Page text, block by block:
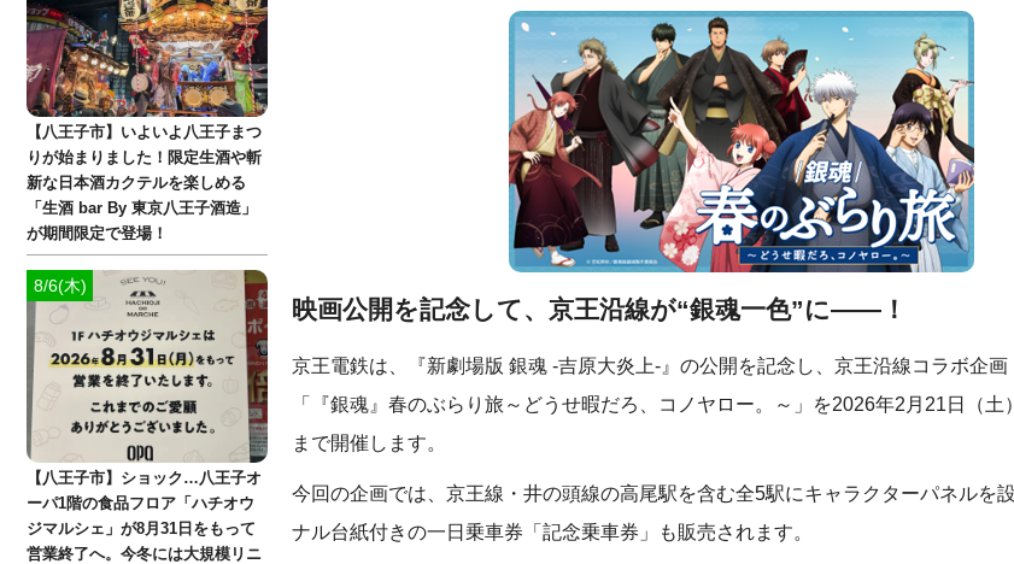
映画公開を記念して、京王沿線が“銀魂一色”に――！
京王電鉄は、『新劇場版 銀魂 -吉原大炎上-』の公開を記念し、京王沿線コラボ企画
「『銀魂』春のぶらり旅～どうせ暇だろ、コノヤロー。～」を2026年2月21日（土
まで開催します。
今回の企画では、京王線・井の頭線の高尾駅を含む全5駅にキャラクターパネルを
ナル台紙付きの一日乗車券「記念乗車券」も販売されます。
【八王子市】いよいよ八王子まつ
りが始まりました！限定生酒や斬
新な日本酒カクテルを楽しめる
「生酒 bar By 東京八王子酒造」
が期間限定で登場！
8/6(木)
【八王子市】ショック…八王子オ
ーパ1階の食品フロア「ハチオウ
ジマルシェ」が8月31日をもって
営業終了へ。今冬には大規模リニ